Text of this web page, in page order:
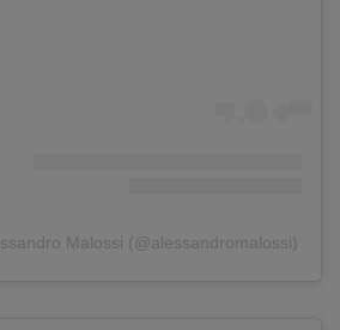
Malossi (@alessandromalossi)